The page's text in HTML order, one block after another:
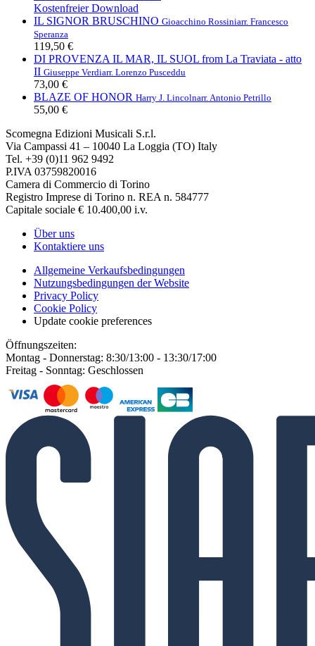
Kostenfreier Download
IL SIGNOR BRUSCHINO Gioacchino Rossiniarr. Francesco
Speranza
119,50 €
DI PROVENZA IL MAR, IL SUOL from La Traviata - atto
II Giuseppe Verdiarr. Lorenzo Pusceddu
73,00 €
BLAZE OF HONOR Harry J. Lincolnarr. Antonio Petrillo
55,00 €
Scomegna Edizioni Musicali S.r.l.
Via Campassi 41 – 10040 La Loggia (TO) Italy
Tel. +39 (0)11 962 9492
P.IVA 03759820016
Camera di Commercio di Torino
Registro Imprese di Torino n. REA n. 584777
Capitale sociale € 10.400,00 i.v.
Über uns
Kontaktiere uns
Allgemeine Verkaufsbedingungen
Nutzungsbedingungen der Website
Privacy Policy
Cookie Policy
Update cookie preferences
Öffnungszeiten:
Montag - Donnerstag: 8:30/13:00 - 13:30/17:00
Freitag - Sonntag: Geschlossen